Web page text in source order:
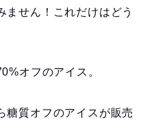
ません！これだけはどう
オフのアイス。
糖質オフのアイスが販売